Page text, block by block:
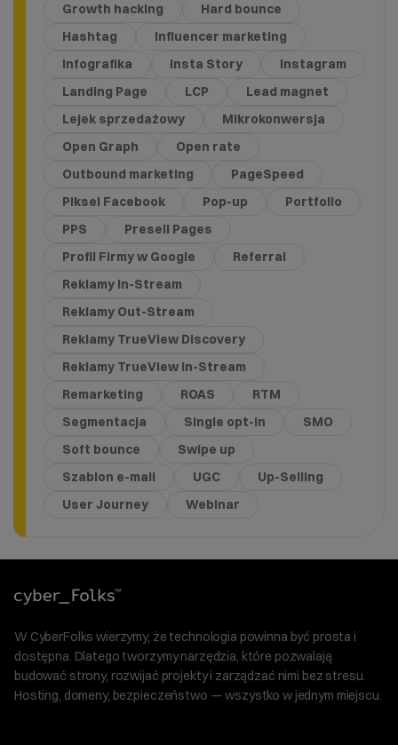
Growth hacking
Hard bounce
Hashtag
Influencer marketing
Infografika
Insta Story
Instagram
Landing Page
LCP
Lead magnet
Lejek sprzedażowy
Mikrokonwersja
Open Graph
Open rate
Outbound marketing
PageSpeed
Piksel Facebook
Pop-up
Portfolio
PPS
Presell Pages
Profil Firmy w Google
Referral
Reklamy In-Stream
Reklamy Out-Stream
Reklamy TrueView Discovery
Reklamy TrueView in-Stream
Remarketing
ROAS
RTM
Segmentacja
Single opt-in
SMO
Soft bounce
Swipe up
Szablon e-mail
UGC
Up-Selling
User Journey
Webinar
W CyberFolks wierzymy, że technologia powinna być prosta i
dostępna. Dlatego tworzymy narzędzia, które pozwalają
budować strony, rozwijać projekty i zarządzać nimi bez stresu.
Hosting, domeny, bezpieczeństwo — wszystko w jednym miejscu.